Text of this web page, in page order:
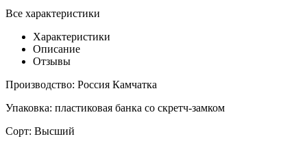
Все характеристики
Характеристики
Описание
Отзывы
Производство: Россия Камчатка
Упаковка: пластиковая банка со скретч-замком
Сорт: Высший